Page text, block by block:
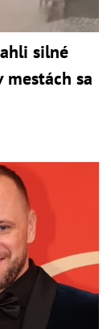
silné
mestách sa